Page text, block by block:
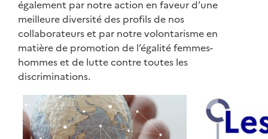
également par notre action en faveur d’une
meilleure diversité des profils de nos
collaborateurs et par notre volontarisme en
matière de promotion de l’égalité femmes-
hommes et de lutte contre toutes les
discriminations.